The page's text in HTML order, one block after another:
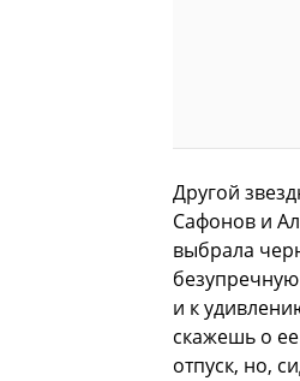
Другой
Сафонов и
выбрала
и к
скажешь о
отпуск, но,